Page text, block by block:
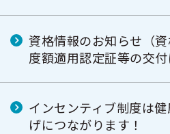
資格情報のお知らせ（
度額適用認定証等の交
インセンティブ制度は
げにつながります！